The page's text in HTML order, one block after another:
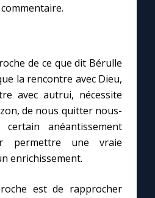
de ce que dit Bérulle
la rencontre avec Dieu,
avec autrui, nécessite
de nous quitter nous-
certain anéantissement
permettre une vraie
enrichissement.
est de rapprocher